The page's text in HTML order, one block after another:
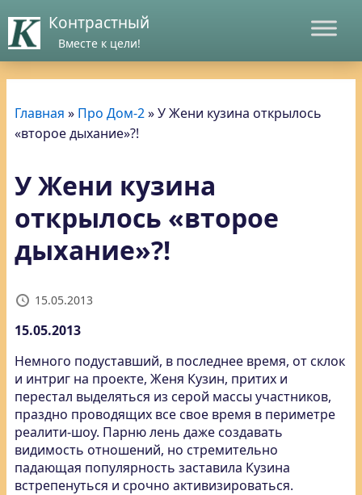
Контрастный
Вместе к цели!
Главная » Про Дом-2»У Жени кузина открылось
«второе дыхание»?!
У Жени кузина
открылось «второе
дыхание»?!
15.05.2013
15.05.2013
Немного подуставший, в последнее время, от склок
и интриг на проекте, Женя Кузин, притих и
перестал выделяться из серой массы участников,
праздно проводящих все свое время в периметре
реалити-шоу. Парню лень даже создавать
видимость отношений, но стремительно
падающая популярность заставила Кузина
встрепенуться и срочно активизироваться.